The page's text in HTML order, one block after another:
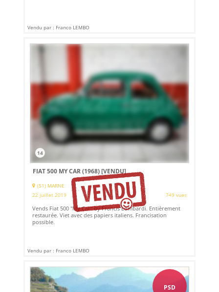
Vendu par : Franco LEMBO
14
FIAT 500 MY CAR (1968)[VENDU]
(51) MARNE
22 juillet 2019
749 vues
Vends Fiat 500 "My Car" by Francis Lombardi. Entièrement
restaurée. Viet avec des papiers italiens. Francisation
possible.
Vendu par : Franco LEMBO
PSD